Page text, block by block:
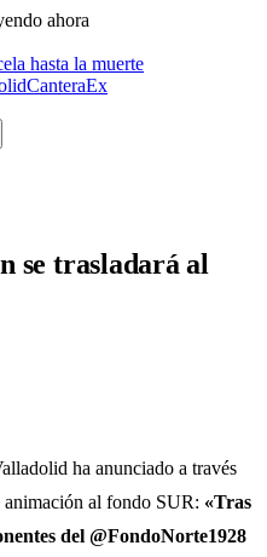
ahora
hasta la muerte
CanteraEx
se trasladará al
ha anunciado a través
animación al fondo SUR: «Tras
del @FondoNorte1928